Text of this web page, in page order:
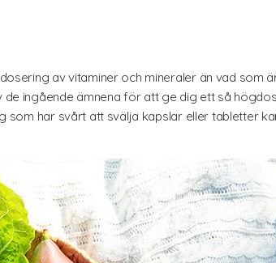
av vitaminer och mineraler än vad som
de ingående ämnena för att ge dig ett så
har svårt att svälja kapslar eller tabletter